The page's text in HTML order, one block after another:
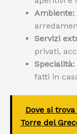
Ambiente:
Servizi
privati,
Specialità:
fatti in
Dove si
Torre del